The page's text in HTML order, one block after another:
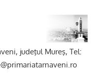
judeţul Mureş, Tel: